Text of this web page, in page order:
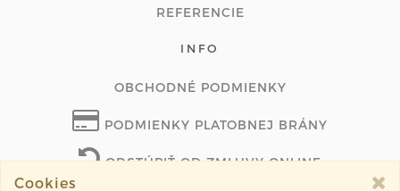
REFERENCIE
INFO
OBCHODNÉ PODMIENKY
PODMIENKY PLATOBNEJ BRÁNY
ODSTÚPIŤ OD ZMLUVY ONLINE
Cookies